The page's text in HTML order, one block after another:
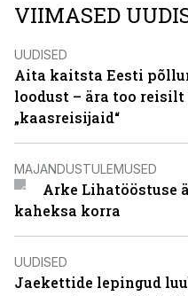
VIIMASED
UUDISED
Aita kaitsta Eesti
loodust – ära too
„kaasreisijaid“
MAJANDUSTULEMUSED
Arke Lihatööstuse
kaheksa korra
UUDISED
Jaekettide lepingud